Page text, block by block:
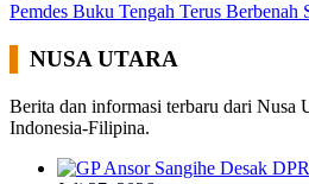
Pemdes Buku Tengah Terus
NUSA UTARA
Berita dan informasi terbaru dari Nusa
Indonesia-Filipina.